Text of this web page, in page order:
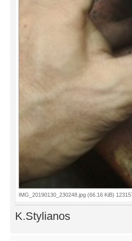
IMG_20190130_230248.jpg (66.16 KiB)
K.Stylianos